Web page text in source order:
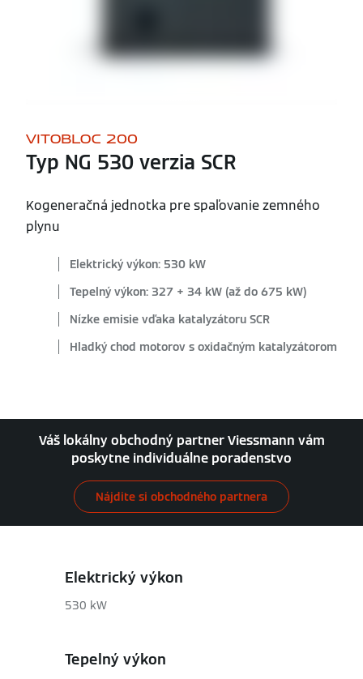
VITOBLOC 200
Typ NG 530 verzia SCR
Kogeneračná jednotka pre spaľovanie zemného
plynu
Elektrický výkon: 530 kW
Tepelný výkon: 327 + 34 kW (až do 675 kW)
Nízke emisie vďaka katalyzátoru SCR
Hladký chod motorov s oxidačným katalyzátorom
Váš lokálny obchodný partner Viessmann vám
poskytne individuálne poradenstvo
Nájdite si obchodného partnera
Elektrický výkon
530 kW
Tepelný výkon